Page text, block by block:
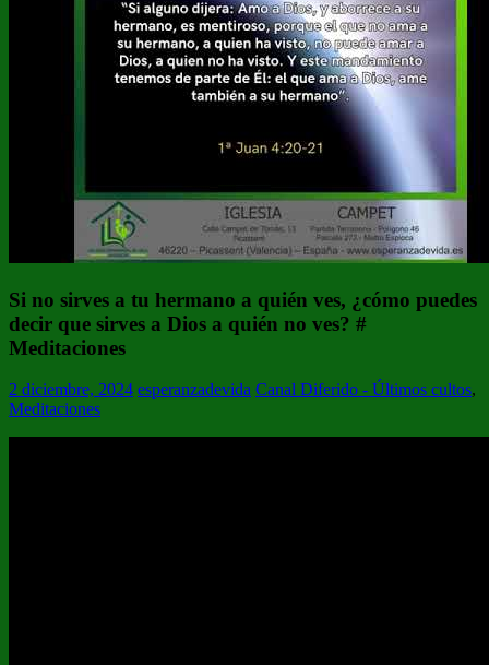
Si no sirves a tu hermano a quién ves, ¿cómo puedes
decir que sirves a Dios a quién no ves? #
Meditaciones
2 diciembre, 2024 esperanzadevida Canal Diferido - Últimos cultos,
Meditaciones